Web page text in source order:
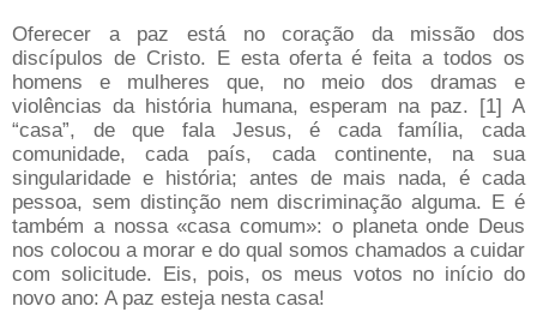
Oferecer a paz está no coração da missão dos
discípulos de Cristo. E esta oferta é feita a todos os
homens e mulheres que, no meio dos dramas e
violências da história humana, esperam na paz. [1] A
“casa”, de que fala Jesus, é cada família, cada
comunidade, cada país, cada continente, na sua
singularidade e história; antes de mais nada, é cada
pessoa, sem distinção nem discriminação alguma. E é
também a nossa «casa comum»: o planeta onde Deus
nos colocou a morar e do qual somos chamados a cuidar
com solicitude. Eis, pois, os meus votos no início do
novo ano: A paz esteja nesta casa!